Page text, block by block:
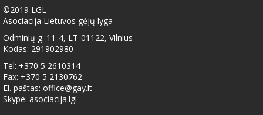
©2019 LGL
Asociacija Lietuvos gėjų lyga
Odminių g. 11-4, LT-01122, Vilnius
Kodas: 291902980
Tel: +370 5 2610314
Fax: +370 5 2130762
El. paštas: office@gay.lt
Skype: asociacija.lgl